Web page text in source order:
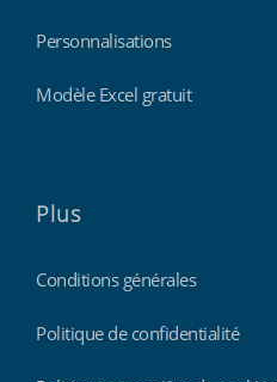
Personnalisations
Modèle Excel gratuit
Plus
Conditions générales
Politique de confidentialité